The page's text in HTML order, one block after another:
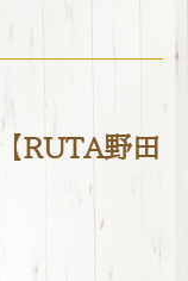
RUTA野田